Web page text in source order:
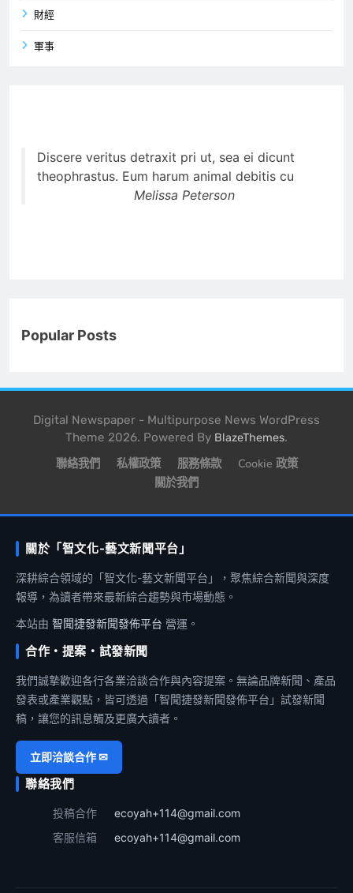
財經
軍事
Discere veritus detraxit pri ut, sea ei dicunt
theophrastus. Eum harum animal debitis cu
Melissa Peterson
Popular Posts
Digital Newspaper - Multipurpose News WordPress
Theme 2026. Powered By BlazeThemes.
聯絡我們 私權政策 服務條款
Cookie 政策
關於我們
關於「智文化-藝文新聞平台」
深耕綜合領域的「智文化-藝文新聞平台」，聚焦綜合新聞與深度
報導，為讀者帶來最新綜合趨勢與市場動態。
本站由 智聞捷發新聞發佈平台 營運。
合作・提案・試發新聞
我們誠摯歡迎各行各業洽談合作與內容提案。無論品牌新聞、產品
發表或產業觀點，皆可透過「智聞捷發新聞發佈平台」試發新聞
稿，讓您的訊息觸及更廣大讀者。
立即洽談合作 ✉
聯絡我們
投稿合作
ecoyah+114@gmail.com
客服信箱
ecoyah+114@gmail.com